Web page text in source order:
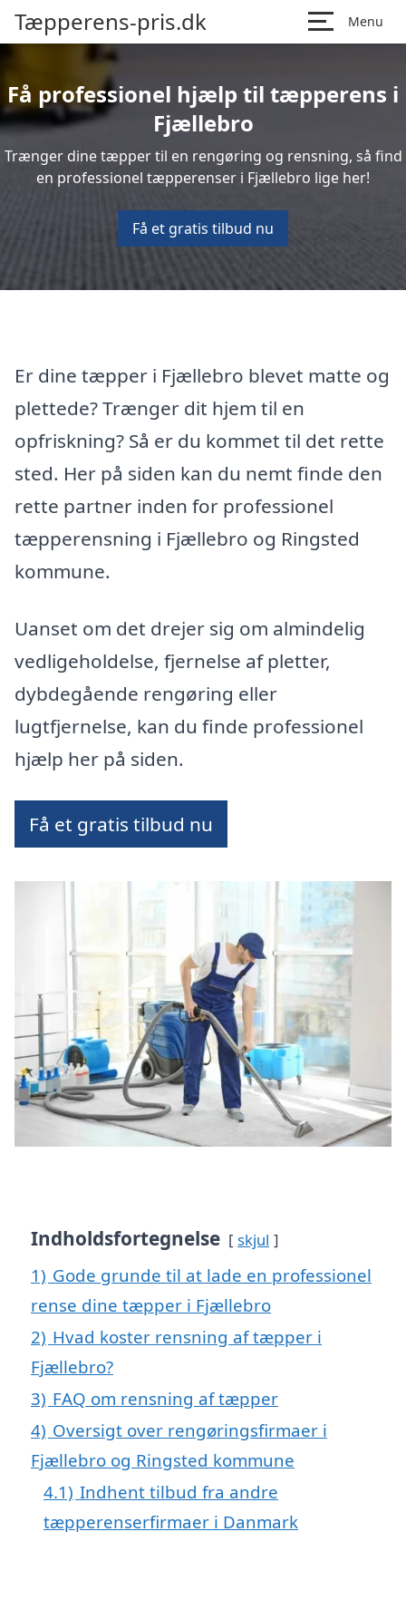
Tæpperens-pris.dk Menu
Få professionel hjælp til tæpperens i
Fjællebro
Trænger dine tæpper til en rengøring og rensning, så find
en professionel tæpperenser i Fjællebro lige her!
Få et gratis tilbud nu
Er dine tæpper i Fjællebro blevet matte og
plettede? Trænger dit hjem til en
opfriskning? Så er du kommet til det rette
sted. Her på siden kan du nemt finde den
rette partner inden for professionel
tæpperensning i Fjællebro og Ringsted
kommune.
Uanset om det drejer sig om almindelig
vedligeholdelse, fjernelse af pletter,
dybdegående rengøring eller
lugtfjernelse, kan du finde professionel
hjælp her på siden.
Få et gratis tilbud nu
Indholdsfortegnelse skjul
1) Gode grunde til at lade en professionel
rense dine tæpper i Fjællebro
2) Hvad koster rensning af tæpper i
Fjællebro?
3) FAQ om rensning af tæpper
4) Oversigt over rengøringsfirmaer i
Fjællebro og Ringsted kommune
4.1) Indhent tilbud fra andre
tæpperenserfirmaer i Danmark